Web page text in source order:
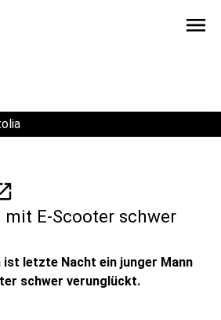
menu
E-Scooter schwer
ist letzte Nacht ein junger Mann
schwer verunglückt.